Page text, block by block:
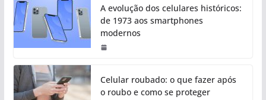
A evolução dos celulares históricos:
de 1973 aos smartphones
modernos
Celular roubado: o que fazer após
o roubo e como se proteger